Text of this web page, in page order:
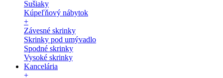
Sušiaky
Kúpeľňový nábytok
+
Závesné skrinky
Skrinky pod umývadlo
Spodné skrinky
Vysoké skrinky
Kancelária
+